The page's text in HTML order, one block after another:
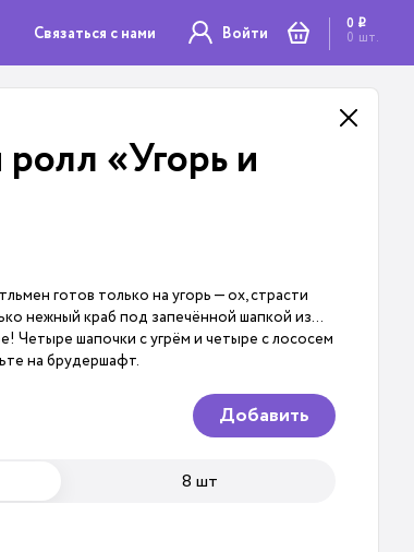
Связаться с нами Войти 0 i
0 шт.
«Угорь и
готов только на угорь — ох, страсти
нежный краб под запечённой шапкой из…
Четыре шапочки с угрём и четыре с лососем
на брудершафт.
Добавить
8 шт